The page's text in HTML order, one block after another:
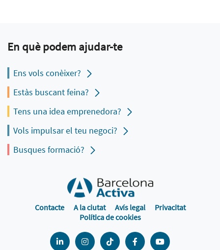
En què podem ajudar-te
Ens vols conèixer?
Estàs buscant feina?
Tens una idea emprenedora?
Vols impulsar el teu negoci?
Busques formació?
Contacte A la ciutat Avís legal
Privacitat
Política de cookies